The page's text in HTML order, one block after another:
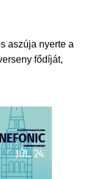
aszúja nyerte a
fődíját,